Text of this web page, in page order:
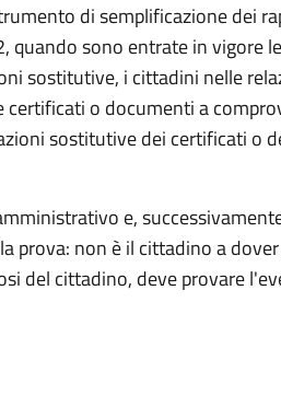
di semplificazione dei
quando sono entrate in vigore
sostitutive, i cittadini nelle
o documenti a
sostitutive dei certificati o
e,
prova: non è il cittadino a
del cittadino, deve provare